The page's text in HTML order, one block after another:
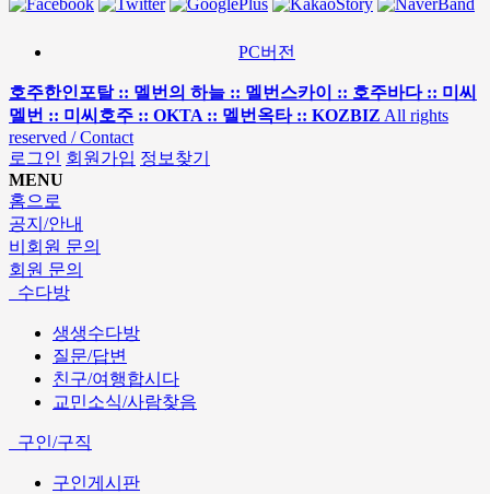
PC버전
호주한인포탈 :: 멜번의 하늘 :: 멜번스카이 :: 호주바다 :: 미씨
멜번 :: 미씨호주 :: OKTA :: 멜번옥타 :: KOZBIZ All rights
reserved / Contact
로그인 회원가입 정보찾기
MENU
홈으로
공지/안내
비회원 문의
회원 문의
수다방
생생수다방
질문/답변
친구/여행합시다
교민소식/사람찾음
구인/구직
구인게시판